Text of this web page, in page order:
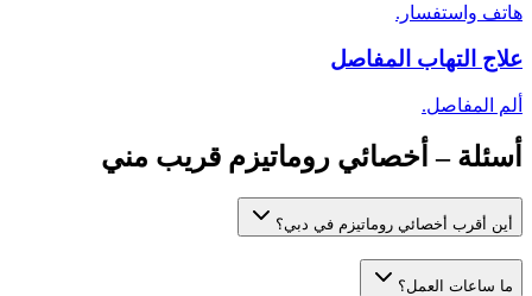
هاتف واستفسار.
علاج التهاب المفاصل
ألم المفاصل.
أسئلة – أخصائي روماتيزم قريب مني
أين أقرب أخصائي روماتيزم في دبي؟
ما ساعات العمل؟